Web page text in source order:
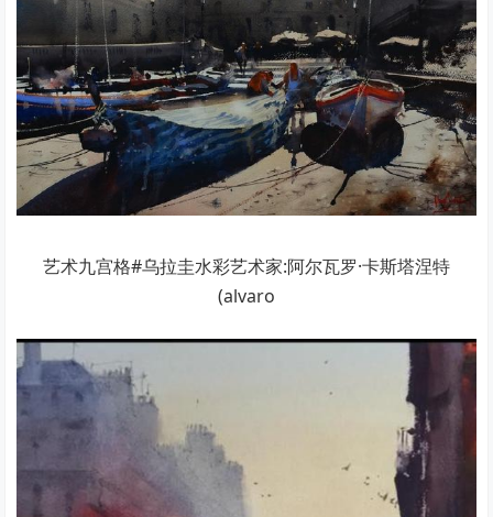
艺术九宫格#乌拉圭水彩艺术家:阿尔瓦罗·卡斯塔涅特
(alvaro